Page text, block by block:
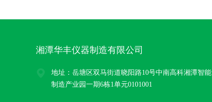
湘潭华丰仪器制造有限公司
地址：岳塘区双马街道晓阳路10号中南高科湘潭智能
制造产业园一期6栋1单元0101001